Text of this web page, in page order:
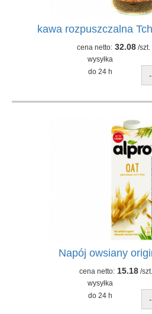
kawa rozpuszczalna
cena netto: 32.08 /szt.
wysyłka
do 24 h
-
Napój owsiany
cena netto: 15.18/szt.
wysyłka
do 24 h
-